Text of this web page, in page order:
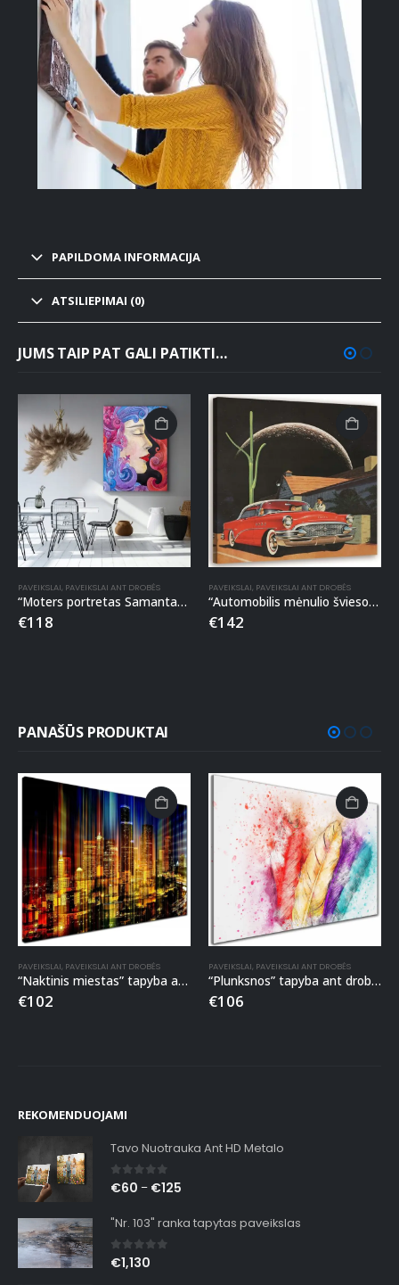
PAPILDOMA INFORMACIJA
ATSILIEPIMAI (0)
JUMS TAIP PAT GALI PATIKTI…
PAVEIKSLAI PAVEIKSLAI ANT DROBĖS
“Moters portretas Samanta” tapyba ant drobės
€118
PAVEIKSLAI PAVEIKSLAI ANT DROBĖS
“Automobilis mėnulio šviesoje” paveikslas ant drobės
€142
PANAŠŪS PRODUKTAI
PAVEIKSLAI, PAVEIKSLAI ANT DROBĖS
“Naktinis miestas” tapyba ant drobės
€102
PAVEIKSLAI, PAVEIKSLAI ANT DROBĖS
“Plunksnos” tapyba ant drobės
€106
REKOMENDUOJAMI
Tavo Nuotrauka Ant HD Metalo
0out of 5
€60 – €125
"Nr. 103" ranka tapytas paveikslas
0out of 5
€1,130